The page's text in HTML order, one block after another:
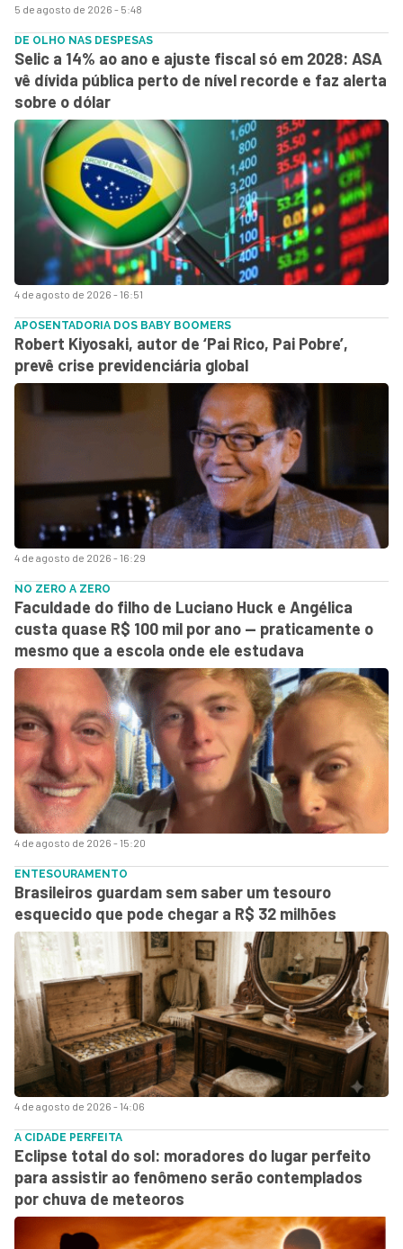
5 de agosto de 2026 - 5:48
4 de agosto de 2026 - 16:51
DE OLHO NAS DESPESAS
Selic a 14% ao ano e ajuste fiscal só em 2028: ASA
vê dívida pública perto de nível recorde e faz alerta
sobre o dólar
4 de agosto de 2026 - 16:29
APOSENTADORIA DOS BABY BOOMERS
Robert Kiyosaki, autor de ‘Pai Rico, Pai Pobre’,
prevê crise previdenciária global
4 de agosto de 2026 - 15:20
NO ZERO A ZERO
Faculdade do filho de Luciano Huck e Angélica
custa quase R$ 100 mil por ano — praticamente o
mesmo que a escola onde ele estudava
4 de agosto de 2026 - 14:06
ENTESOURAMENTO
Brasileiros guardam sem saber um tesouro
esquecido que pode chegar a R$ 32 milhões
A CIDADE PERFEITA
Eclipse total do sol: moradores do lugar perfeito
para assistir ao fenômeno serão contemplados
por chuva de meteoros